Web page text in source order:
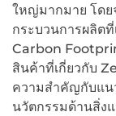
ใหญ่มากมาย โดย
กระบวนการผลิต
Carbon
สินค้าที่เกี่ยวกับ
ความสำคัญกับแน
นวัตกรรมด้านสิ่ง